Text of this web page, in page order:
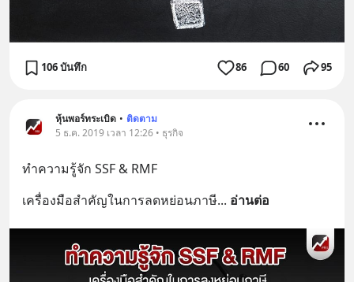
106 บันทึก 86 60 95
หุ้นพอร์ทระเบิด • ติดตาม
5 ธ.ค. 2019 เวลา 12:26 • ธุรกิจ
ทำความรู้จัก SSF & RMF
เครื่องมือสำคัญในการลดหย่อนภาษี... อ่านต่อ